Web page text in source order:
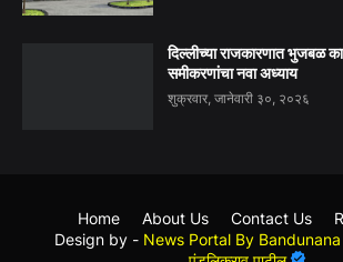
दिल्लीच्या राजकारणात भुजबळ
समीकरणांचा नवा अध्याय
शुक्रवार, जानेवारी ३०, २०२६
Home About Us Contact Us
Design by - News Portal By Bandunana